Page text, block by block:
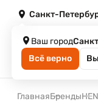
Санкт-
Ваш город
Всё верно
ГлавнаяБренды